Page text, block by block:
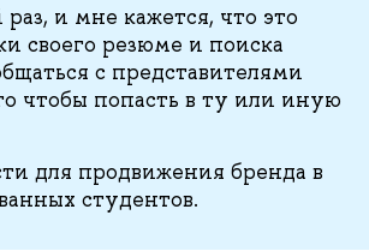
и мне кажется, что это
своего резюме и поиска
с представителями
чтобы попасть в ту или иную
для продвижения бренда в
студентов.